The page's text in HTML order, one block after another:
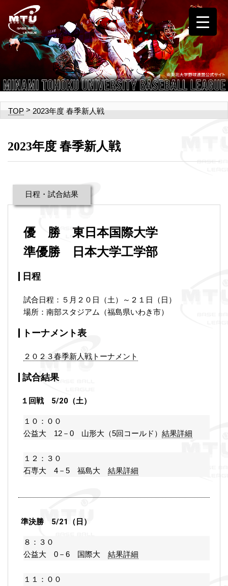
TOP > 2023年度 春季新人戦
2023年度 春季新人戦
日程・試合結果
優 勝 東日本国際大学
準優勝 日本大学工学部
日程
試合日程：５月２０日（土）～２１日（日）
場所：南部スタジアム（福島県いわき市）
トーナメント表
２０２３春季新人戦トーナメント
試合結果
１回戦 5/20（土）
１０：００
公益大 12－0 山形大（5回コールド） 結果詳細
１２：３０
石専大 4－5 福島大 結果詳細
準決勝 5/21（日）
８：３０
公益大 0－6 国際大 結果詳細
１１：００